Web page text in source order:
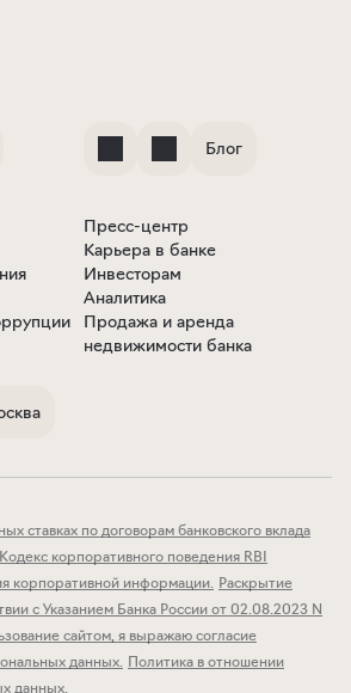
Блог
Пресс-центр
Карьера в банке
Инвесторам
Аналитика
Продажа и аренда
недвижимости банка
ставках по договорам банковского вклада
Кодекс корпоративного поведения RBI
корпоративной информации. Раскрытие
с Указанием Банка России от 02.08.2023 N
сайтом, я выражаю согласие
данных. Политика в отношении
данных.